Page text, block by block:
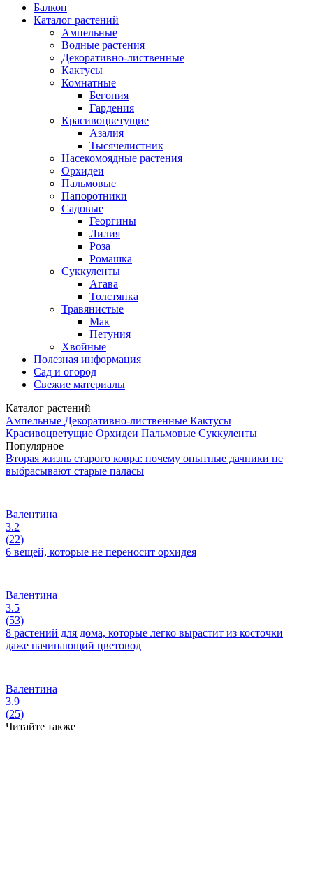
Балкон
Каталог растений
Ампельные
Водные растения
Декоративно-лиственные
Кактусы
Комнатные
Бегония
Гардения
Красивоцветущие
Азалия
Тысячелистник
Насекомоядные растения
Орхидеи
Пальмовые
Папоротники
Садовые
Георгины
Лилия
Роза
Ромашка
Суккуленты
Агава
Толстянка
Травянистые
Мак
Петуния
Хвойные
Полезная информация
Сад и огород
Свежие материалы
Каталог растений
Ампельные Декоративно-лиственные Кактусы
Красивоцветущие Орхидеи Пальмовые Суккуленты
Популярное
Вторая жизнь старого ковра: почему опытные дачники не
выбрасывают старые паласы
Валентина
3.2
(22)
6 вещей, которые не переносит орхидея
Валентина
3.5
(53)
8 растений для дома, которые легко вырастит из косточки
даже начинающий цветовод
Валентина
3.9
(25)
Читайте также